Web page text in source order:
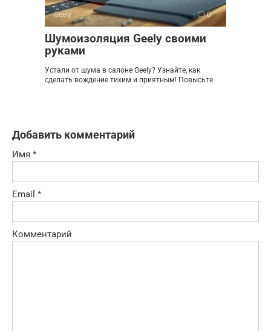
Geely 0
Шумоизоляция Geely своими
руками
Устали от шума в салоне Geely? Узнайте, как
сделать вождение тихим и приятным! Повысьте
Добавить комментарий
Имя *
Email *
Комментарий